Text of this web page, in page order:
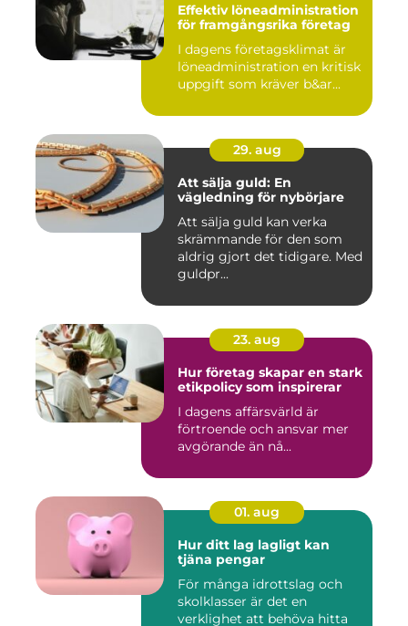
Effektiv löneadministration
för framgångsrika företag
I dagens företagsklimat är
löneadministration en kritisk
uppgift som kräver b&ar...
29. aug
Att sälja guld: En
vägledning för nybörjare
Att sälja guld kan verka
skrämmande för den som
aldrig gjort det tidigare. Med
guldpr...
23. aug
Hur företag skapar en stark
etikpolicy som inspirerar
I dagens affärsvärld är
förtroende och ansvar mer
avgörande än nå...
01. aug
Hur ditt lag lagligt kan
tjäna pengar
För många idrottslag och
skolklasser är det en
verklighet att behöva hitta